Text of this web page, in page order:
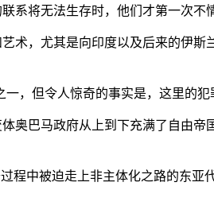
将无法生存时，他们才第一次不
术，尤其是向印度以及后来的伊
，但令人惊奇的事实是，这里的
奥巴马政府从上到下充满了自由
程中被迫走上非主体化之路的东